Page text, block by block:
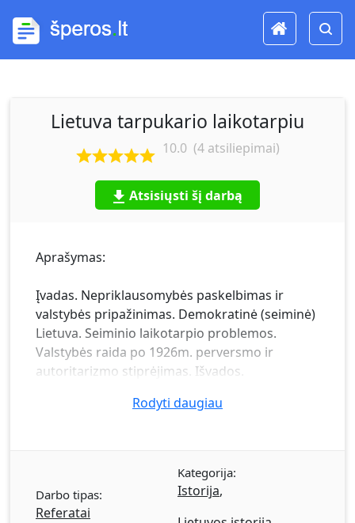
Lietuva tarpukario laikotarpiu
10.0 (4atsiliepimai)
Atsisiųsti šį darbą
Aprašymas:
Įvadas. Nepriklausomybės paskelbimas ir
valstybės pripažinimas. Demokratinė (seiminė)
Lietuva. Seiminio laikotarpio problemos.
Valstybės raida po 1926m. perversmo ir
autoritarizmo stiprėjimas. Išvados.
Rodyti daugiau
Darbo tipas:
Referatai
Kategorija:
Istorija,